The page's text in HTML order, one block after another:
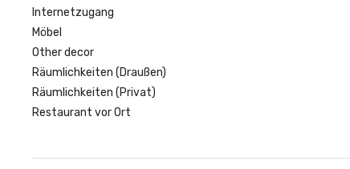
Internetzugang
Möbel
Other decor
Räumlichkeiten (Draußen)
Räumlichkeiten (Privat)
Restaurant vor Ort